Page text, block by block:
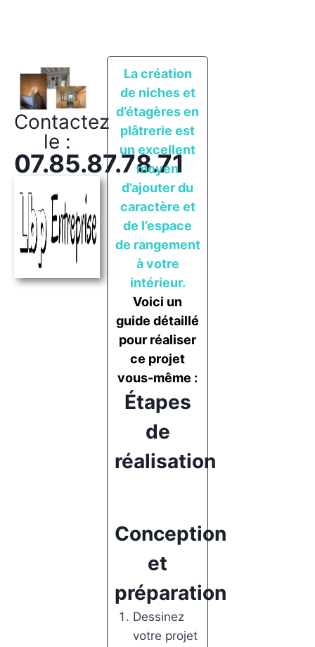
Contactez
le :
07.85.87.78.71
La création
de niches et
d’étagères en
plâtrerie est
un excellent
moyen
d’ajouter du
caractère et
de l’espace
de rangement
à votre
intérieur.
Voici un
guide détaillé
pour réaliser
ce projet
vous-même :
Étapes
de
réalisation
Conception
et
préparation
Dessinez
votre projet